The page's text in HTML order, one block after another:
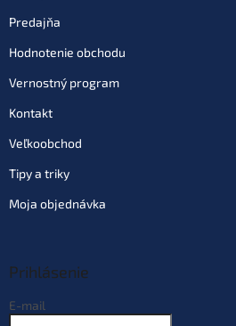
Predajňa
Hodnotenie obchodu
Vernostný program
Kontakt
Veľkoobchod
Tipy a triky
Moja objednávka
Prihlásenie
E-mail